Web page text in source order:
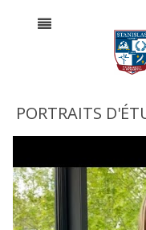
PORTRAITS